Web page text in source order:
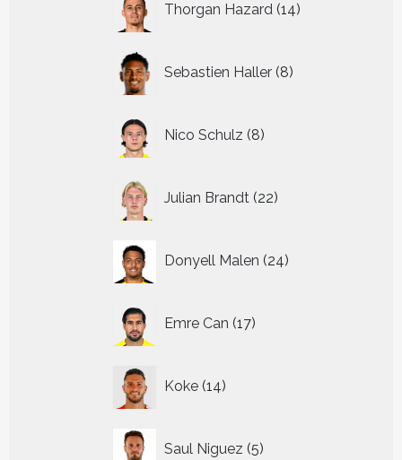
Thorgan Hazard 14
producten
Sebastien Haller 8
producten
Nico Schulz 8
producten
Julian Brandt 22
producten
Donyell Malen 24
producten
Emre Can 17
producten
Koke 14
producten
Saul Niguez 5